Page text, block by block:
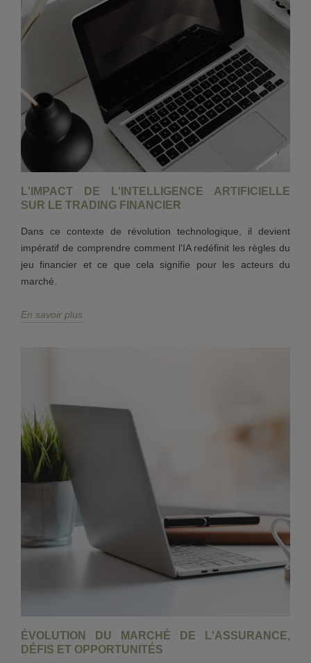
L'IMPACT DE L'INTELLIGENCE ARTIFICIELLE
SUR LE TRADING FINANCIER
Dans ce contexte de révolution technologique, il devient
impératif de comprendre comment l'IA redéfinit les règles du
jeu financier et ce que cela signifie pour les acteurs du
marché.
En savoir plus
ÉVOLUTION DU MARCHÉ DE L'ASSURANCE,
DÉFIS ET OPPORTUNITÉS